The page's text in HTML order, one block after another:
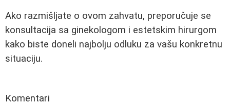
Ako razmišljate o ovom zahvatu, preporučuje se
konsultacija sa ginekologom i estetskim hirurgom
kako biste doneli najbolju odluku za vašu konkretnu
situaciju.
Komentari